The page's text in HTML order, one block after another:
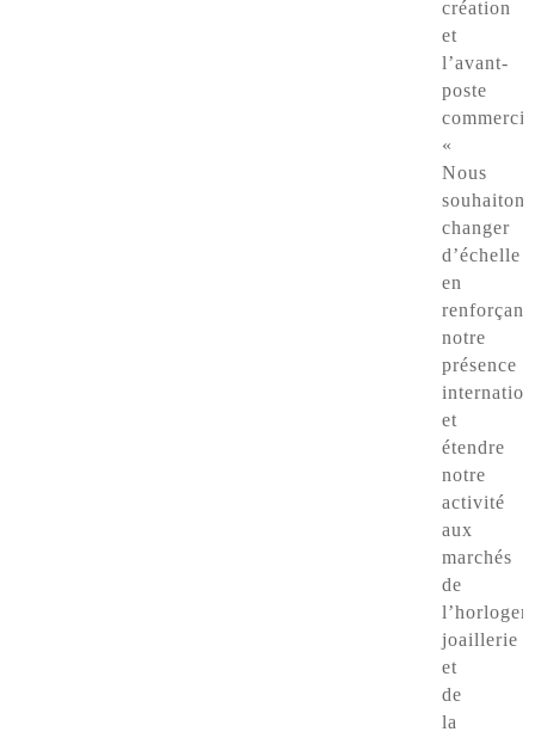
création
et
l’avant-
poste
«
Nous
souhaitons
changer
d’échelle
en
renforçant
notre
présence
et
étendre
notre
activité
aux
marchés
de
joaillerie
et
de
la